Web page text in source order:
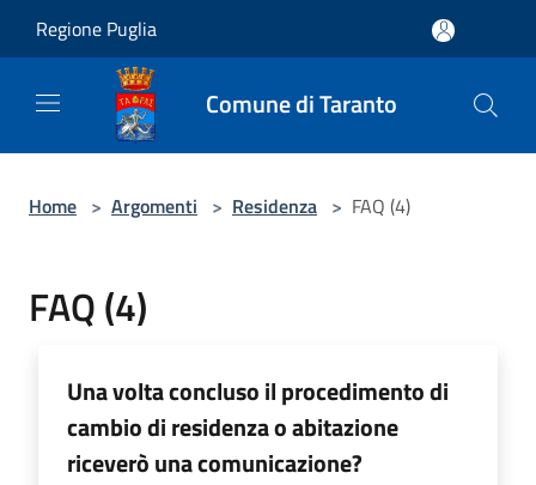
Regione Puglia
Comune di Taranto
Home > Argomenti > Residenza > FAQ (4)
FAQ (4)
Una volta concluso il procedimento di
cambio di residenza o abitazione
riceverò una comunicazione?